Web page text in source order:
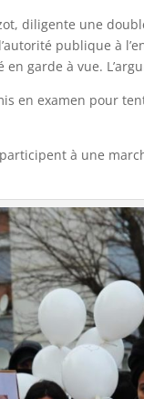
diligente une
publique à
en garde à vue.
en examen pour
à une